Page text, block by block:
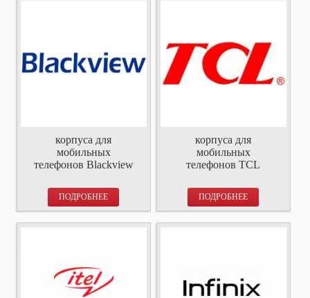
корпуса для
мобильных
телефонов Blackview
ПОДРОБНЕЕ
корпуса для
мобильных
телефонов TCL
ПОДРОБНЕЕ